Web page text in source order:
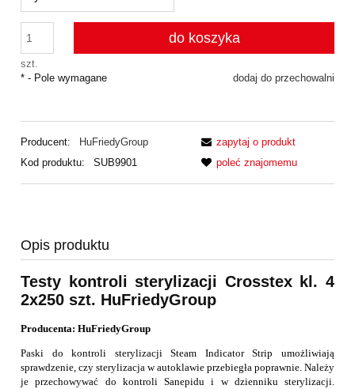
szt.
do koszyka
dodaj do przechowalni
* - Pole wymagane
Producent:
HuFriedyGroup
Kod produktu:
SUB9901
zapytaj o produkt
poleć znajomemu
Opis produktu
Testy kontroli sterylizacji Crosstex kl. 4
2x250 szt. HuFriedyGroup
Producenta: HuFriedyGroup
Paski do kontroli sterylizacji Steam Indicator Strip umożliwiają
sprawdzenie, czy sterylizacja w autoklawie przebiegła poprawnie. Należy
je przechowywać do kontroli Sanepidu i w dzienniku sterylizacji.